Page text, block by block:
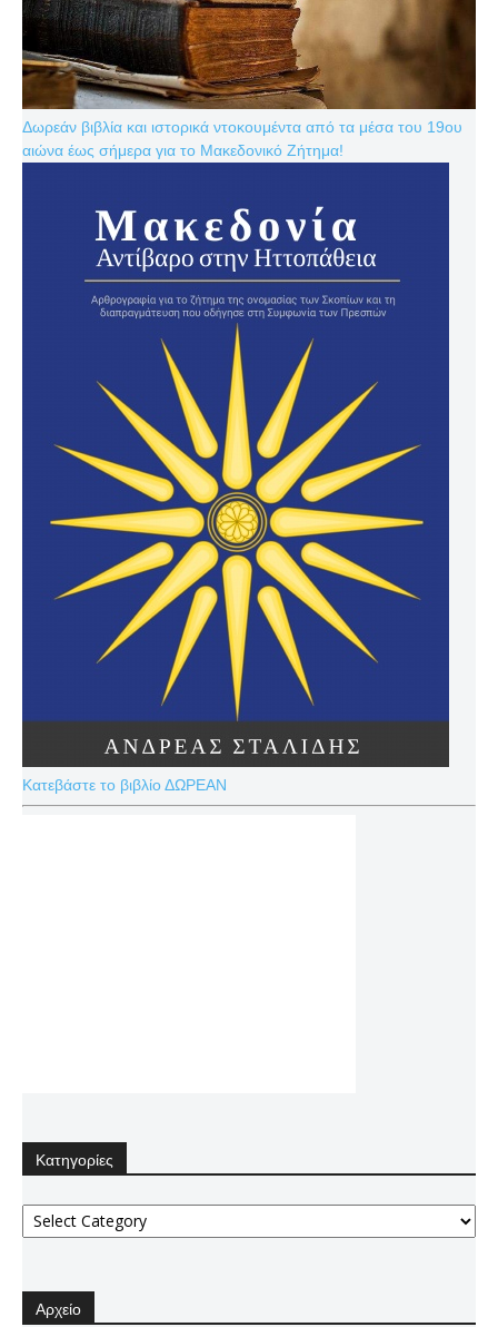
Δωρεάν βιβλία και ιστορικά ντοκουμέντα από τα μέσα του 19ου
αιώνα έως σήμερα για το Μακεδονικό Ζήτημα!
Κατεβάστε το βιβλίο ΔΩΡΕΑΝ
Κατηγορίες
Κατηγορίες
Αρχείο